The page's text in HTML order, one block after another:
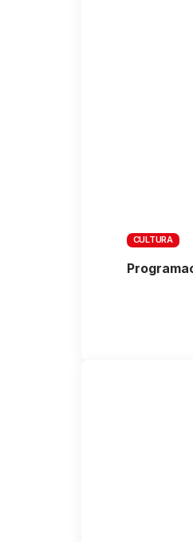
CULTURA